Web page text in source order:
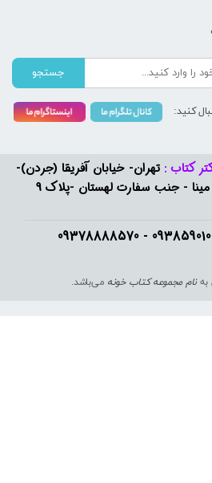
09385901000 -
کتاب : تهران- خیابان آفریقا (جردن)-
بالاتر از تقاطع میرداماد- کوچه مینا - جنب سفارت لهستان -پلاک 9
بهنام مجموعه کتاب خونه می‌باشد.
جستجو
کنید: